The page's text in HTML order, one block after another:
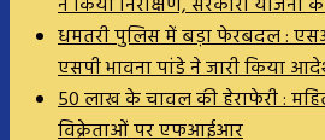
धमतरी पुलिस में बड़ा फेरबदल :
एसपी भावना पांडे ने जारी किया
50 लाख के चावल की हेराफेरी :
विक्रेताओं पर एफआईआर